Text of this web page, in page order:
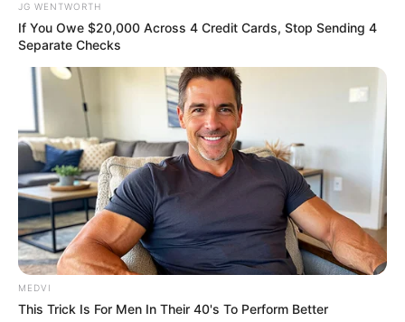
วันที่ 1 ส.ค. 2569 วันคล้ายวันสำเร็จ
มรรคผลพระโพธิสัตว์กวนอิม
สีมงคล
แจกตาราง สีมงคลตามราศี 2569 ประจำ
เดือนสิงหาคม โดย อ.รักษ์ เลขเด็ด
JG WENTWORTH
If You Owe $20,000 Across 4 Credit Cards, Stop Sending 4
Separate Checks
MEDVI
This Trick Is For Men In Their 40's To Perform Better